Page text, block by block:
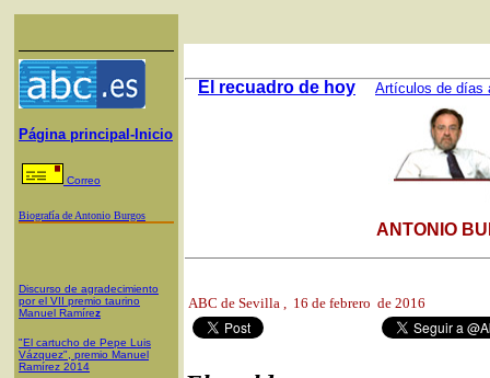
Página principal-Inicio
Correo
Biografía de Antonio Burgos
Discurso de agradecimiento
por el VII premio taurino
Manuel Ramírez
"El cartucho de Pepe Luis
Vázquez", premio Manuel
Ramírez 2014
El recuadro de hoy Artículos de días
ANTONIO
ABC de Sevilla , 16 de febrero de 2016